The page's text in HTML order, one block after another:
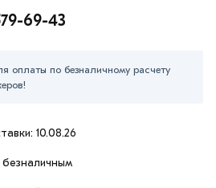
10.08.26
69-43
оплаты по безналичному расчету